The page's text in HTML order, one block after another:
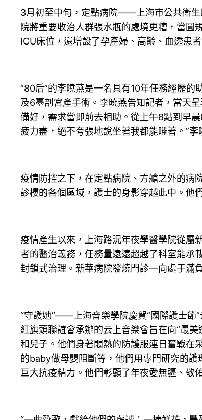
3月初至中旬，定點病院——上海市公共衛生
院將重要收治人群張水瓶的處境更糟，當圓
ICU床位，還增設了孕產婦、高齡、血透患
“80后”的李曉燕是一名具有10年任務經歷
及6臺剖宮產手術。李曉燕告知記者，當天
備好，需求當即前去相助。從上午8點到早
疲力盡，絕不夸張地說坐著我都能睡著。”
疫情防控之下，在定點病院、方艙之外的
診樓的各個區域，護士的身影穿越此中。他
疫情產生以來，上海路況年夜學醫學院從屬
者的醫治義務，任務量遠遠超越了科室能承
封鎖式治理。新華病院發燒門診一向處于滿
“守護她”——上海音樂學院慶賀“國際護士節
紅旗頭聯誼會承辦的云上音樂會旨在向“最
和兒子。他們身著悶熱的防護服連日奮戰在
的baby做母嬰阻斷等，他們用專門研究的
巨大抗疫精力。他們彰顯了年夜愛無疆、敬